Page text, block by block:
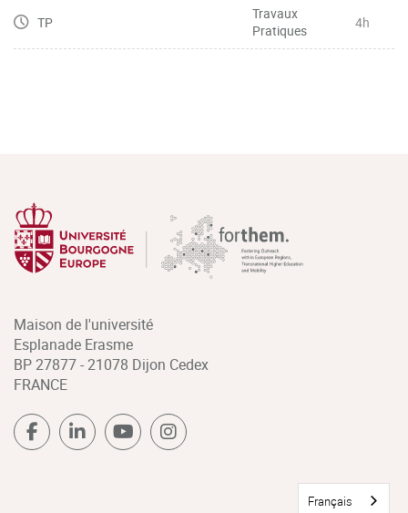
TP
Travaux
Pratiques
4h
Maison de l'université
Esplanade Erasme
BP 27877 - 21078 Dijon Cedex
FRANCE
Français